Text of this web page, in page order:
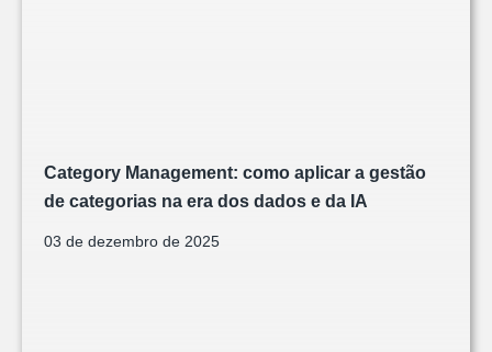
Category Management: como aplicar a gestão
de categorias na era dos dados e da IA
03 de dezembro de 2025